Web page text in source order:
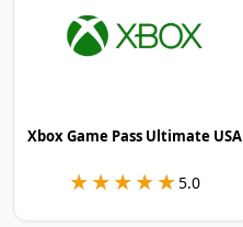
Xbox Game Pass Ultimate USA
★★★★★
★★★★★5.0